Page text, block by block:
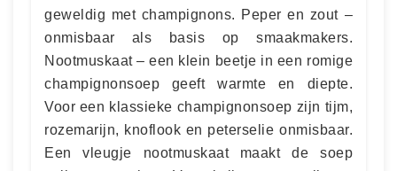
geweldig met champignons. Peper en zout –
onmisbaar als basis op smaakmakers.
Nootmuskaat – een klein beetje in een romige
champignonsoep geeft warmte en diepte.
Voor een klassieke champignonsoep zijn tijm,
rozemarijn, knoflook en peterselie onmisbaar.
Een vleugje nootmuskaat maakt de soep